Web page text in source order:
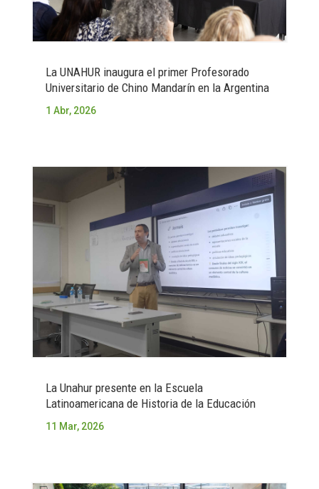
La UNAHUR inaugura el primer Profesorado
Universitario de Chino Mandarín en la Argentina
1 Abr, 2026
La Unahur presente en la Escuela
Latinoamericana de Historia de la Educación
11 Mar, 2026